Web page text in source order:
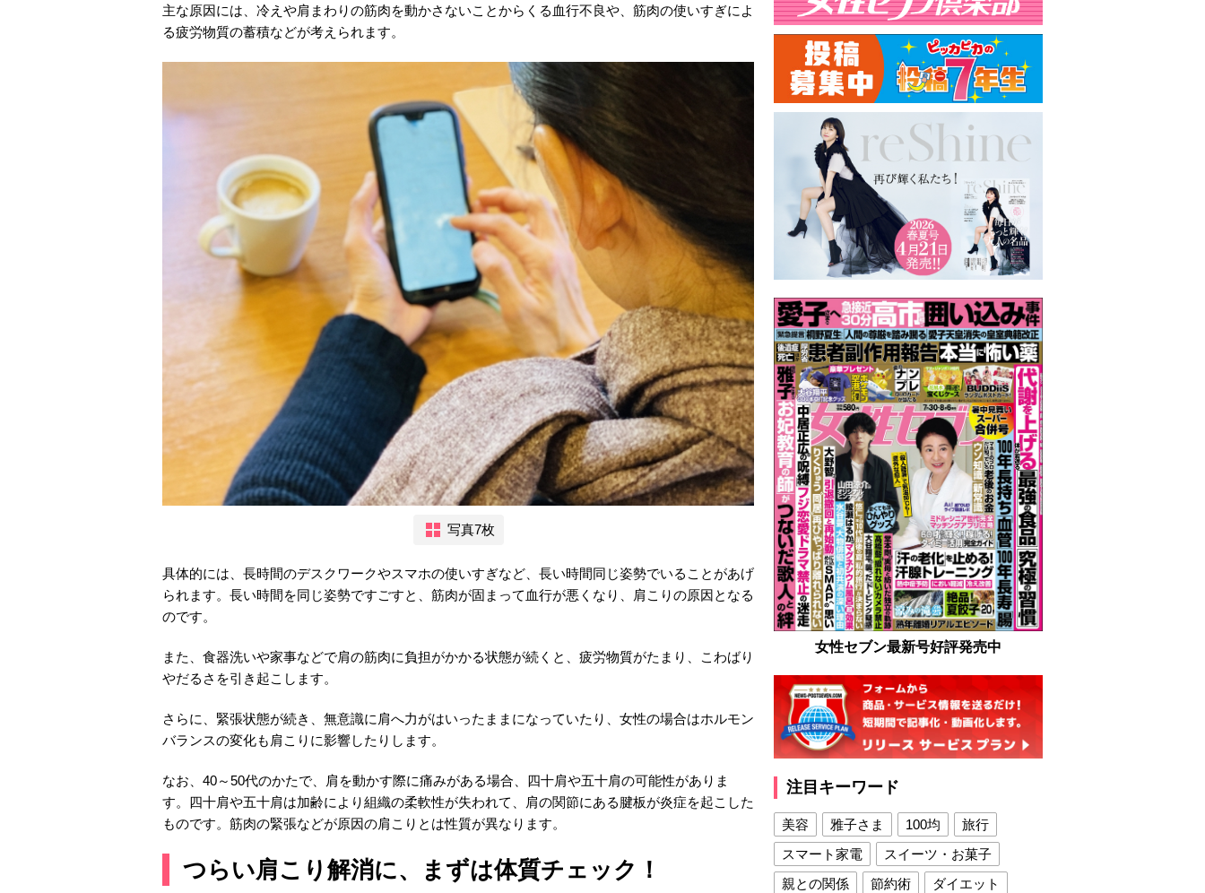
主な原因には、冷えや肩まわりの筋肉を動かさないことからくる血行不良や、筋肉の使いすぎによ
る疲労物質の蓄積などが考えられます。
写真7枚
具体的には、長時間のデスクワークやスマホの使いすぎなど、長い時間同じ姿勢でいることがあげ
られます。長い時間を同じ姿勢ですごすと、筋肉が固まって血行が悪くなり、肩こりの原因となる
のです。
また、食器洗いや家事などで肩の筋肉に負担がかかる状態が続くと、疲労物質がたまり、こわばり
やだるさを引き起こします。
さらに、緊張状態が続き、無意識に肩へ力がはいったままになっていたり、女性の場合はホルモン
バランスの変化も肩こりに影響したりします。
なお、40～50代のかたで、肩を動かす際に痛みがある場合、四十肩や五十肩の可能性がありま
す。四十肩や五十肩は加齢により組織の柔軟性が失われて、肩の関節にある腱板が炎症を起こした
ものです。筋肉の緊張などが原因の肩こりとは性質が異なります。
つらい肩こり解消に、まずは体質チェック！
女性セブン最新号好評発売中
注目キーワード
美容 雅子さま 100均
旅行
スマート家電
スイーツ・お菓子
親との関係
節約術
ダイエット